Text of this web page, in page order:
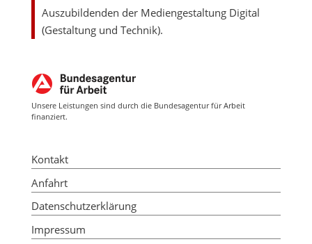
Auszubildenden der Mediengestaltung Digital
(Gestaltung und Technik).
Unsere Leistungen sind durch die Bundesagentur für Arbeit
finanziert.
Kontakt
Anfahrt
Datenschutzerklärung
Impressum